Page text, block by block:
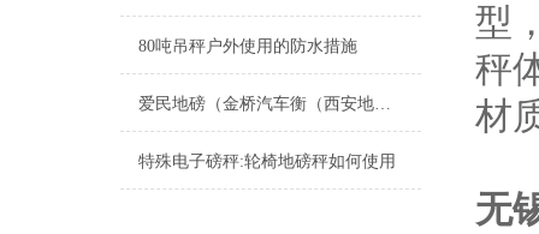
80吨吊秤户外使用的防水措施
爱民地磅（金桥汽车衡（西安地磅）高行汽车衡）绥芬河地磅维修
特殊电子磅秤:轮椅地磅秤如何使用
型
秤
材
无